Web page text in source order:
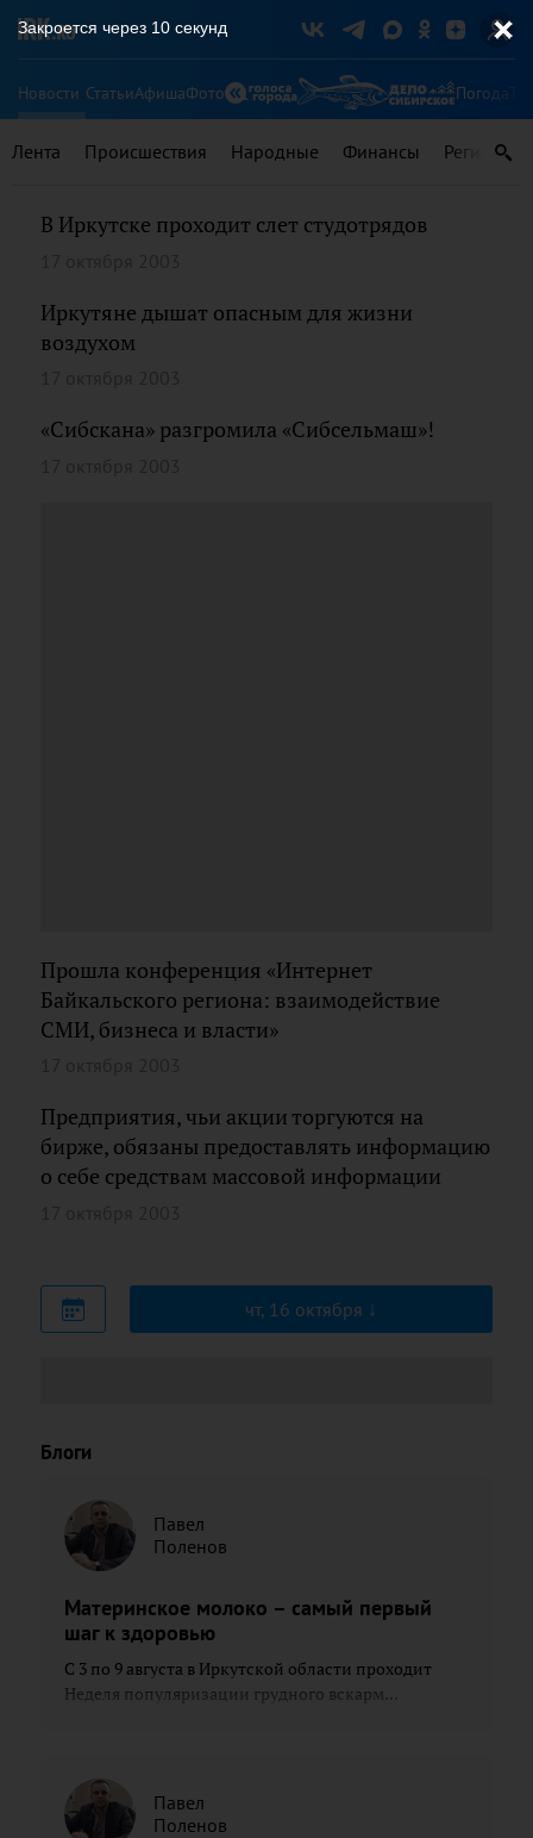
Новости СтатьиАфишаФото Погода
Лента Происшествия Народные Финансы Регионы
В Иркутске проходит слет студотрядов
Иркутяне дышат опасным для жизни
воздухом
«Сибскана» разгромила «Сибсельмаш»!
Прошла конференция «Интернет
Байкальского региона: взаимодействие
СМИ, бизнеса и власти»
Предприятия, чьи акции торгуются на
бирже, обязаны предоставлять информацию
о себе средствам массовой информации
чт, 16 октября
Блоги
Павел
Поленов
Материнское молоко – самый первый
шаг к здоровью
С 3 по 9 августа в Иркутской области проходит
Неделя популяризации грудного вскарм...
Павел
Поленов
Закроется через 9секунд